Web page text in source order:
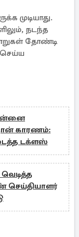
முடியாது.
நடந்த
தோண்டி
என்னை
காரணம்:
டக்ளஸ்
வெடித்த
செய்தியாளர்